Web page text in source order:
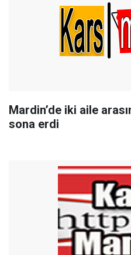
Mardin’de iki aile
sona erdi